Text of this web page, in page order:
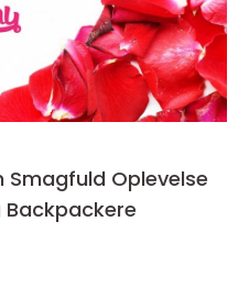
Smagfuld Oplevelse